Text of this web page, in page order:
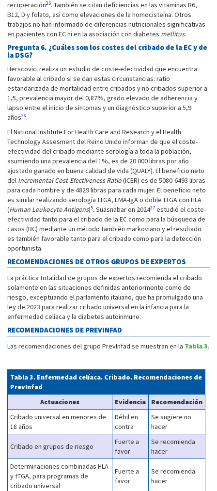
recuperación25. También se citan deficiencias en las vitaminas B6,
B12, D y folato, así como elevaciones de la homocisteína. Otros
trabajos no han informado de diferencias nutricionales significativas
en pacientes con EC ni en la asociación con diabetes mellitus.
Pregunta 6. ¿Cuáles son los costes del cribado de la EC y de
la DSG?
Herscovici realiza un estudio de coste-efectividad que encuentra
favorable al cribado si se dan estas circunstancias: ratio
estandarizada de mortalidad entre cribados y no cribados superior a
1,5, prevalencia mayor del 0,87%, grado elevado de adherencia y
lapso entre el inicio de síntomas y un diagnóstico superior a 5,9
años26.
El National Institute For Health Care and Research y el Health
Technology Assesment del Reino Unido informan de que el coste-
efectividad del cribado mediante serología a toda la población,
asumiendo una prevalencia del 1%, es de 20 000 libras por año
ajustado ganado en buena calidad de vida (QUALY). El beneficio neto
del Incremental Cost-Efectiveness Ratio(ICER) es de 5080-6493 libras
para cada hombre y de 4829 libras para cada mujer. El beneficio neto
es similar realizando serología tTGA, EMA-IgA o doble tTGA con HLA
(Human Leukocyte Antigens)5. Suasnabar en 202427 estudió el coste-
efectividad tanto para el cribado de la EC como para la búsqueda de
casos (BC) mediante un método también markoviano y el resultado
es también favorable tanto para el cribado como para la detección
oportunista.
RECOMENDACIONES DE OTROS GRUPOS DE EXPERTOS
La práctica totalidad de grupos de expertos recomienda el cribado
solamente en las situaciones definidas anteriormente como de
riesgo, exceptuando el parlamento italiano, que ha promulgado una
ley de 2023 para realizar cribado universal en la infancia para la
enfermedad celíaca y la diabetes autoinmune.
RECOMENDACIONES DE PREVINFAD
Las recomendaciones del grupo PrevInfad se muestran en la Tabla 3.
Tabla 3. Enfermedad celíaca. Cribado. Recomendaciones de
PrevInfad
Actuaciones
Evidencia
Recomendación
Cribado universal en menores de
18 años
Débil en
contra
Se sugiere no
hacer
Cribado en grupos de riesgo
Fuerte a
favor
Se recomienda
hacer
Determinaciones combinadas HLA
y tTGA, para programas de
cribado universal
Fuerte a
favor
Se recomienda
hacer